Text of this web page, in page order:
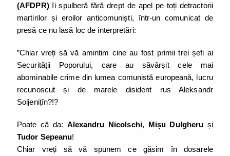
(AFDPR)îi spulberă fără drept de apel pe toți detractorii
martirilor și eroilor anticomuniști, într-un comunicat de
presă ce nu lasă loc de interpretări:
”Chiar vreți să vă amintim cine au fost primii trei șefi ai
Securității Poporului, care au săvârșit cele mai
abominabile crime din lumea comunistă europeană, lucru
recunoscut și de marele disident rus Aleksandr
Soljenițîn?!?
Poate că da: Alexandru Nicolschi, Mișu Dulgheru și
Tudor Sepeanu!
Chiar vreți să vă spunem ce găsim în dosarele